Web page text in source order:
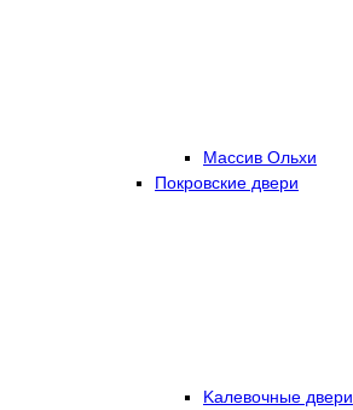
Массив Ольхи
Покровские двери
Kалевочные двери